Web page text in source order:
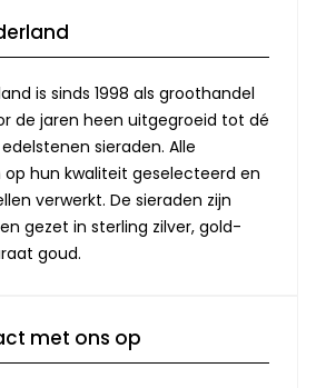
is sinds 1998 als groothandel
de jaren heen uitgegroeid tot dé
sieraden. Alle
op hun kwaliteit geselecteerd en
verwerkt. De sieraden zijn
gezet in sterling zilver, gold-
goud.
met ons op